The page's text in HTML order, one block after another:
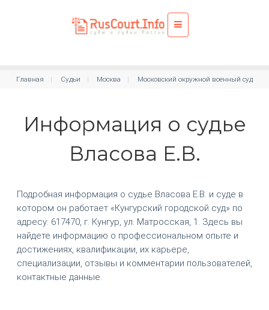
Главная Судьи Москва Московский окружной военный суд
Информация о судье
Власова Е.В.
Подробная информация о судье Власова Е.В. и суде в
котором он работает «Кунгурский городской суд» по
адресу: 617470, г. Кунгур, ул. Матросская, 1. Здесь вы
найдете информацию о профессиональном опыте и
достижениях, квалификации, их карьере,
специализации, отзывы и комментарии пользователей,
контактные данные.